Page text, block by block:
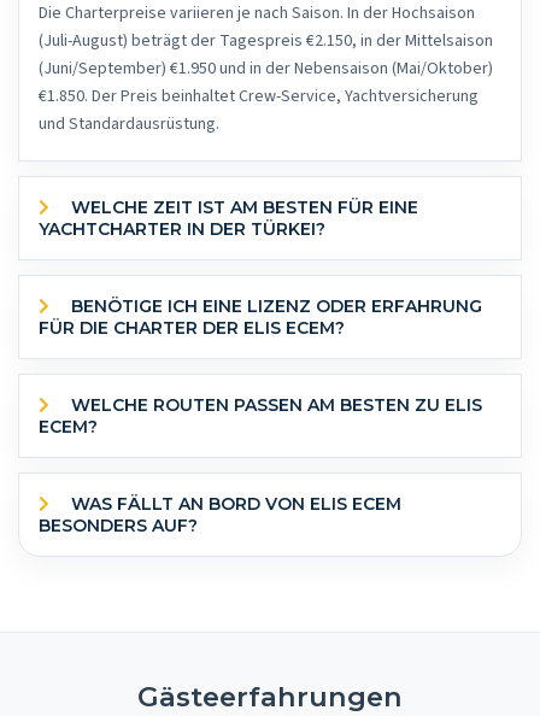
Die Charterpreise variieren je nach Saison. In der Hochsaison
(Juli-August) beträgt der Tagespreis €2.150, in der Mittelsaison
(Juni/September) €1.950 und in der Nebensaison (Mai/Oktober)
€1.850. Der Preis beinhaltet Crew-Service, Yachtversicherung
und Standardausrüstung.
YACHTCHARTER IN DER TÜRKEI?
FÜR DIE CHARTER DER ELIS ECEM?
ECEM?
BESONDERS AUF?
Gästeerfahrungen